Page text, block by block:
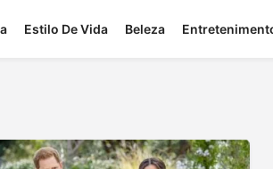
Estilo De Vida Beleza